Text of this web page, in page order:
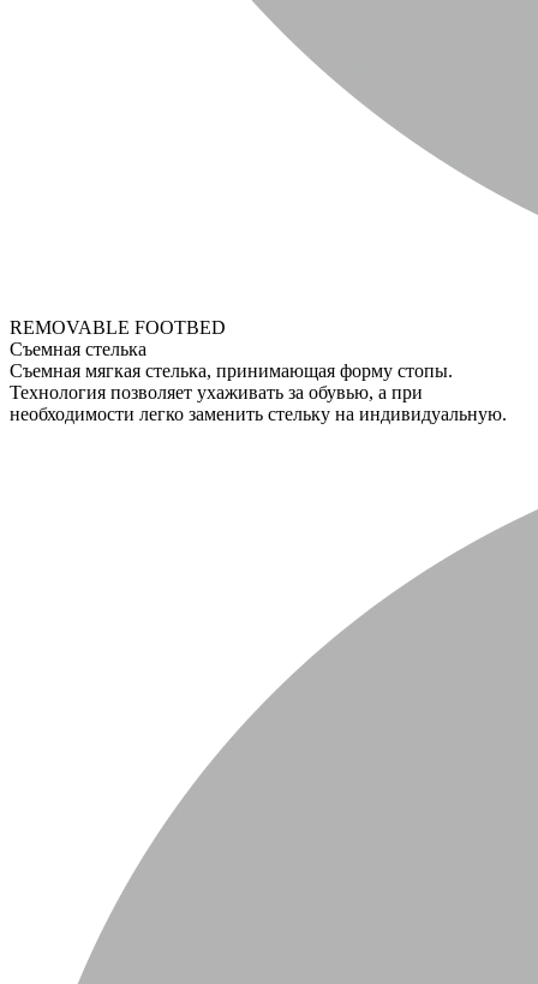
REMOVABLE FOOTBED
Съемная стелька
Съемная мягкая стелька, принимающая форму стопы.
Технология позволяет ухаживать за обувью, а при
необходимости легко заменить стельку на индивидуальную.